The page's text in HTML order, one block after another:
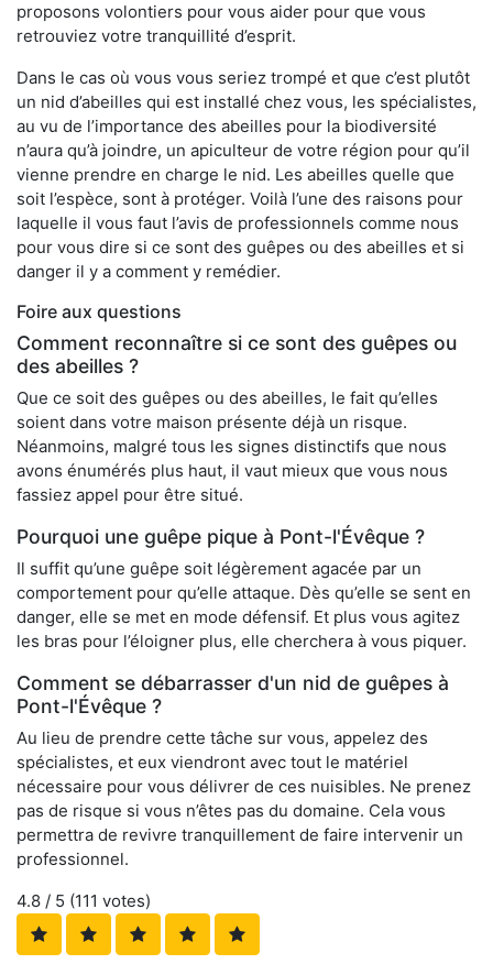
proposons volontiers pour vous aider pour que vous
retrouviez votre tranquillité d’esprit.
Dans le cas où vous vous seriez trompé et que c’est plutôt
un nid d’abeilles qui est installé chez vous, les spécialistes,
au vu de l’importance des abeilles pour la biodiversité
n’aura qu’à joindre, un apiculteur de votre région pour qu’il
vienne prendre en charge le nid. Les abeilles quelle que
soit l’espèce, sont à protéger. Voilà l’une des raisons pour
laquelle il vous faut l’avis de professionnels comme nous
pour vous dire si ce sont des guêpes ou des abeilles et si
danger il y a comment y remédier.
Foire aux questions
Comment reconnaître si ce sont des guêpes ou
des abeilles ?
Que ce soit des guêpes ou des abeilles, le fait qu’elles
soient dans votre maison présente déjà un risque.
Néanmoins, malgré tous les signes distinctifs que nous
avons énumérés plus haut, il vaut mieux que vous nous
fassiez appel pour être situé.
Pourquoi une guêpe pique à Pont-l'Évêque ?
Il suffit qu’une guêpe soit légèrement agacée par un
comportement pour qu’elle attaque. Dès qu’elle se sent en
danger, elle se met en mode défensif. Et plus vous agitez
les bras pour l’éloigner plus, elle cherchera à vous piquer.
Comment se débarrasser d'un nid de guêpes à
Pont-l'Évêque ?
Au lieu de prendre cette tâche sur vous, appelez des
spécialistes, et eux viendront avec tout le matériel
nécessaire pour vous délivrer de ces nuisibles. Ne prenez
pas de risque si vous n’êtes pas du domaine. Cela vous
permettra de revivre tranquillement de faire intervenir un
professionnel.
4.8 / 5 (111 votes)